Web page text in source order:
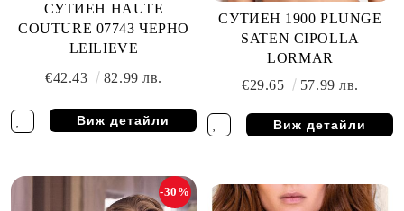
СУТИЕН HAUTE
COUTURE 07743 ЧЕРНО
LEILIEVE
€42.43
82.99 лв.
Виж детайли
СУТИЕН 1900 PLUNGE
SATEN CIPOLLA
LORMAR
€29.65
57.99 лв.
Виж детайли
-30%